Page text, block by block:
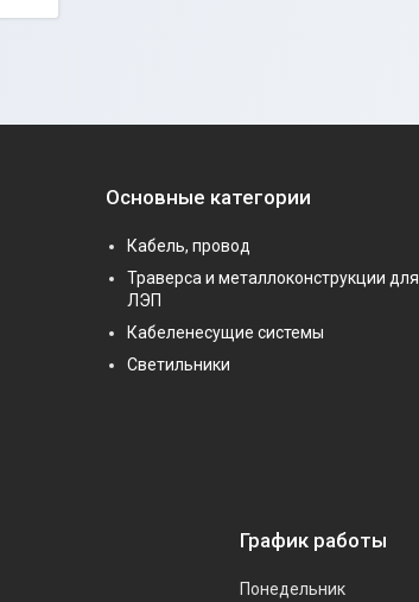
Основные категории
Кабель, провод
Траверса и металлоконструкции для
ЛЭП
Кабеленесущие системы
Светильники
График работы
Понедельник